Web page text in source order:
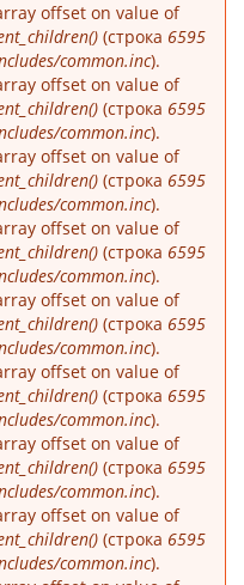
offset on value of
(строка 6595
common.inc).
offset on value of
(строка 6595
common.inc).
offset on value of
(строка 6595
common.inc).
offset on value of
(строка 6595
common.inc).
offset on value of
(строка 6595
common.inc).
offset on value of
(строка 6595
common.inc).
offset on value of
(строка 6595
common.inc).
offset on value of
(строка 6595
common.inc).